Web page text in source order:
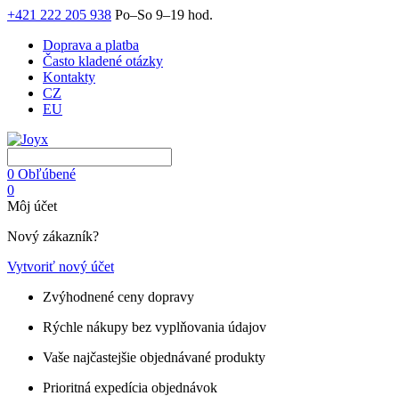
+421 222 205 938 Po–So 9–19 hod.
Doprava a platba
Často kladené otázky
Kontakty
CZ
EU
0 Obľúbené
0
Môj účet
Nový zákazník?
Vytvoriť nový účet
Zvýhodnené ceny dopravy
Rýchle nákupy bez vyplňovania údajov
Vaše najčastejšie objednávané produkty
Prioritná expedícia objednávok